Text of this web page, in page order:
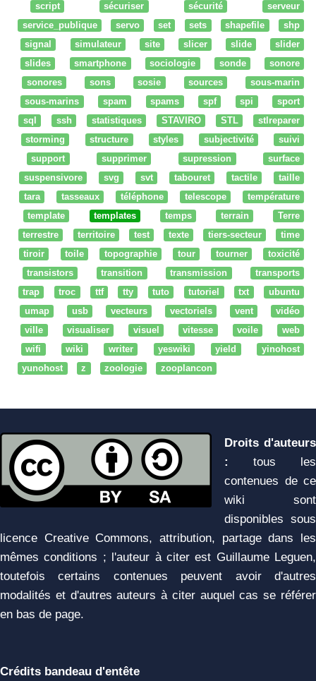
script
sécuriser sécurité
serveur
service_publique
servo set sets shapefile
shp
signal
simulateur site slicer slide
slider
slides
smartphone sociologie sonde
sonore
sonores
sons sosie sources
sous-marin
sous-marins
spam spams spf spi
sport
sql
ssh statistiques STAVIRO STL
stlreparer
storming
structure styles subjectivité
suivi
support
supprimer supression
surface
suspensivore
svg svt tabouret tactile
taille
tara
tasseaux téléphone telescope
température
template
templates temps terrain
Terre
terrestre
territoire test texte tiers-secteur
time
tiroir
toile topographie tour tourner
toxicité
transistors
transition transmission
transports
trap
troc ttf tty tuto tutoriel txt
ubuntu
umap
usb vecteurs vectoriels vent
vidéo
ville
visualiser visuel vitesse voile
web
wifi
wiki writer yeswiki yield
yinohost
yunohost
z zoologie zooplancon
Droits d'auteurs
:
tous les
contenues de ce
wiki sont
disponibles sous
licence Creative Commons, attribution, partage dans les
mêmes conditions ; l'auteur à citer est Guillaume Leguen,
toutefois certains contenues peuvent avoir d'autres
modalités et d'autres auteurs à citer auquel cas se référer
en bas de page.
Crédits bandeau d'entête